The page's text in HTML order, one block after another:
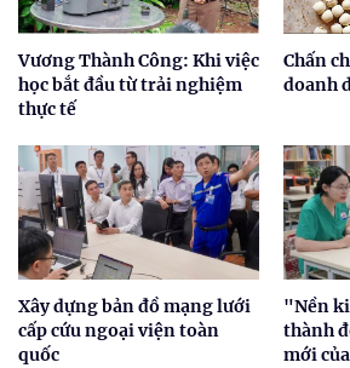
Vương Thành Công: Khi việc
học bắt đầu từ trải nghiệm
thực tế
Chấn
doanh
Xây dựng bản đồ mạng lưới
cấp cứu ngoại viện toàn
quốc
"Nền
thành
mới